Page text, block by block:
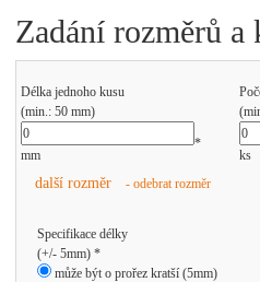
Zadání rozměrů
Délka jednoho kusu
(min.: 50 mm)
mm
*
ks
další rozměr - odebrat rozměr
Specifikace délky
(+/- 5mm) *
může být o prořez kratší (5mm)